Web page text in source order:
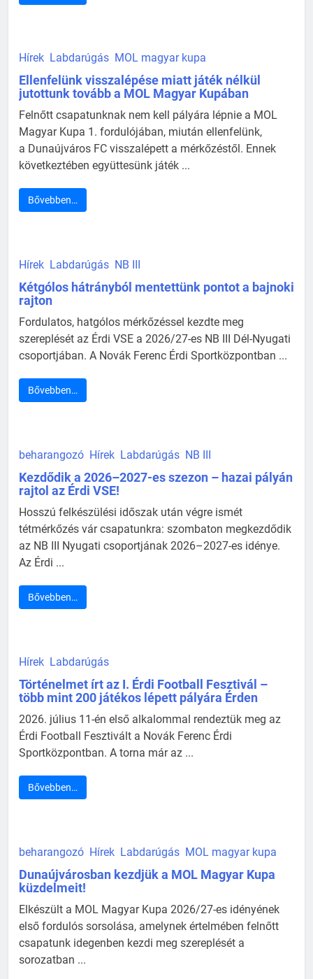
Hírek Labdarúgás MOL magyar kupa
Ellenfelünk visszalépése miatt játék nélkül
jutottunk tovább a MOL Magyar Kupában
Felnőtt csapatunknak nem kell pályára lépnie a MOL
Magyar Kupa 1. fordulójában, miután ellenfelünk,
a Dunaújváros FC visszalépett a mérkőzéstől. Ennek
következtében együttesünk játék ...
Bővebben…
Hírek Labdarúgás NB III
Kétgólos hátrányból mentettünk pontot a bajnoki
rajton
Fordulatos, hatgólos mérkőzéssel kezdte meg
szereplését az Érdi VSE a 2026/27-es NB III Dél-Nyugati
csoportjában. A Novák Ferenc Érdi Sportközpontban ...
Bővebben…
beharangozó Hírek Labdarúgás NB III
Kezdődik a 2026–2027-es szezon – hazai pályán
rajtol az Érdi VSE!
Hosszú felkészülési időszak után végre ismét
tétmérkőzés vár csapatunkra: szombaton megkezdődik
az NB III Nyugati csoportjának 2026–2027-es idénye.
Az Érdi ...
Bővebben…
Hírek Labdarúgás
Történelmet írt az I. Érdi Football Fesztivál –
több mint 200 játékos lépett pályára Érden
2026. július 11-én első alkalommal rendeztük meg az
Érdi Football Fesztivált a Novák Ferenc Érdi
Sportközpontban. A torna már az ...
Bővebben…
beharangozó Hírek Labdarúgás MOL magyar kupa
Dunaújvárosban kezdjük a MOL Magyar Kupa
küzdelmeit!
Elkészült a MOL Magyar Kupa 2026/27-es idényének
első fordulós sorsolása, amelynek értelmében felnőtt
csapatunk idegenben kezdi meg szereplését a
sorozatban ...